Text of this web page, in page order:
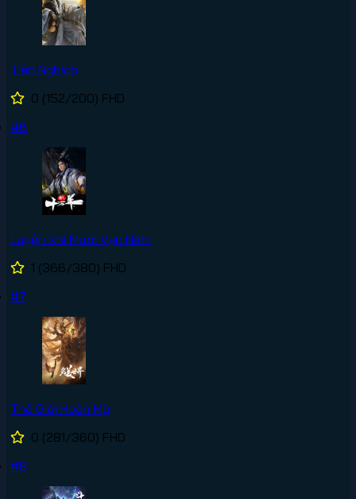
Tiên Nghịch
0 (152/200) FHD
#6
Luyện Khí Mười Vạn Năm
1 (366/380) FHD
#7
Thế Giới Hoàn Mỹ
0 (281/360) FHD
#8